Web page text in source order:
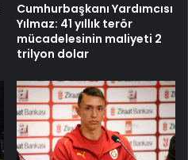
Cumhurbaşkanı Yardımcısı
Yılmaz: 41 yıllık terör
mücadelesinin maliyeti 2
trilyon dolar